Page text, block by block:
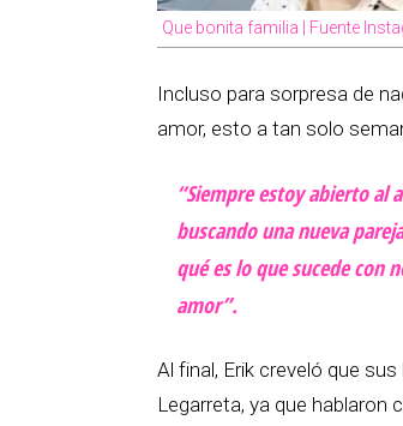
Que bonita familia | Fuente
Incluso para sorpresa de
amor, esto a tan solo
“Siempre estoy abierto al
buscando una nueva
qué es lo que sucede con
amor”.
Al final, Erik creveló que
Legarreta, ya que hablaron